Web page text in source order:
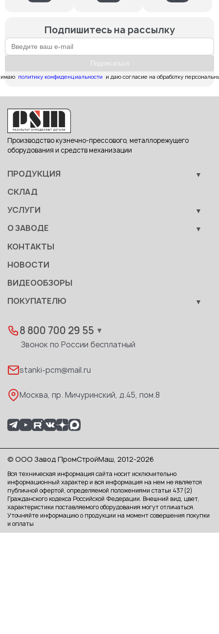
Подпишитесь на рассылку
Подпиcаться
политику конфиденциальности
и даю согласие на обработку
8 800 700 29 55 ▼
Звонок по России бесплатный
stanki-pcm@mail.ru
Москва, пр. Мичуринский, д.45, пом.8
Производство кузнечно-прессового, металлорежущего
оборудования и средств механизации
ПРОДУКЦИЯ
Вспомогательные средства механизации
СКЛАД
УСЛУГИ
О ЗАВОДЕ
Документы
Качество
Развитие
КОНТАКТЫ
НОВОСТИ
ВИДЕООБЗОРЫ
ПОКУПАТЕЛЮ
Дилеры
Доставка
Каталог PDF
© ООО Завод ПромСтройМаш, 2012-2026
Вся техническая информация сайта носит исключительно
информационный характер и вся информация на нем не является
публичной офертой, определяемой положениями статьи 437 (2)
Гражданского кодекса Российской Федерации. Внешний вид, цвет,
характеристики поставляемого оборудования могут отличаться.
Уточняйте информацию о продукции на момент совершения покупки
и оплаты